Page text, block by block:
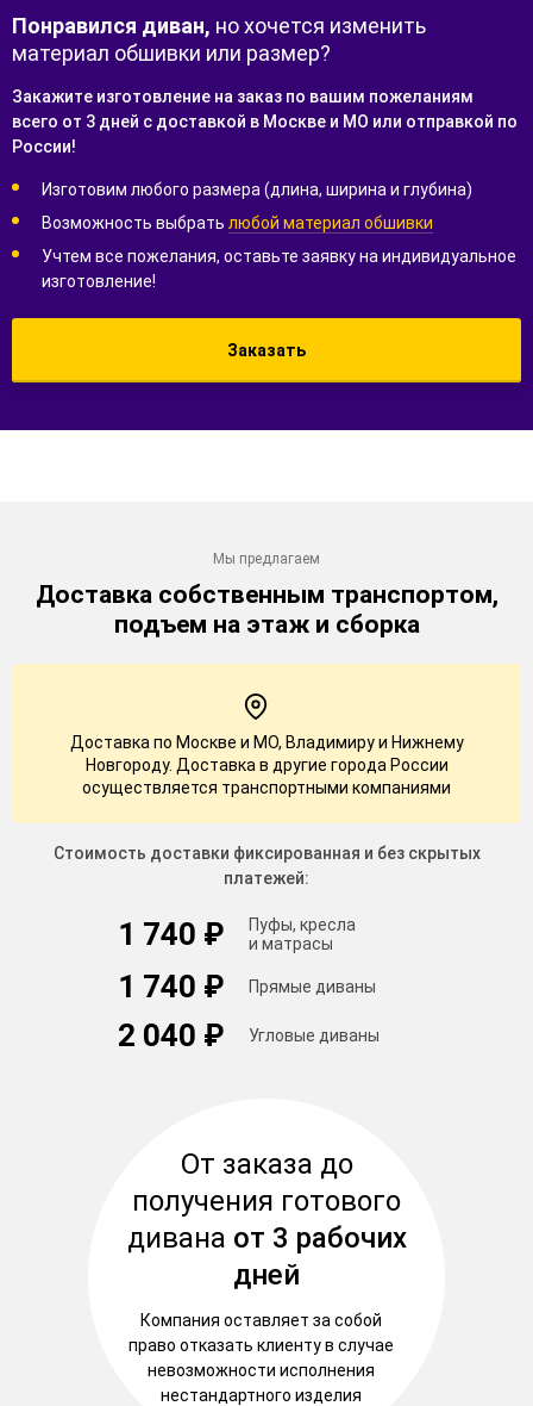
Понравился диван, но хочется изменить
материал обшивки или размер?
Закажите изготовление на заказ по вашим пожеланиям
всего от 3 дней с доставкой в Москве и МО или отправкой по
России!
Изготовим любого размера (длина, ширина и глубина)
Возможность выбрать любой материал обшивки
Учтем все пожелания, оставьте заявку на индивидуальное
изготовление!
Заказать
Мы предлагаем
Доставка собственным транспортом,
подъем на этаж и сборка
Доставка по Москве и МО, Владимиру и Нижнему
Новгороду. Доставка в другие города России
осуществляется транспортными компаниями
Стоимость доставки фиксированная и без скрытых
платежей:
1 740 ₽
Пуфы, кресла
и матрасы
1 740 ₽ Прямые диваны
2 040 ₽ Угловые диваны
От заказа до
получения готового
дивана от 3 рабочих
дней
Компания оставляет за собой
право отказать клиенту в случае
невозможности исполнения
нестандартного изделия